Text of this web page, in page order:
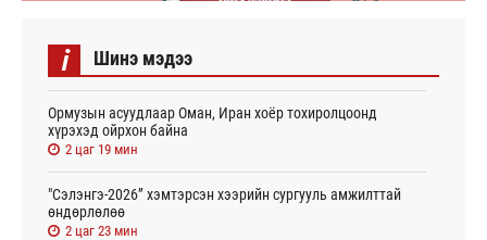
i Шинэ мэдээ
Ормузын асуудлаар Оман, Иран хоёр тохиролцоонд
хүрэхэд ойрхон байна
2 цаг 19 мин
"Сэлэнгэ-2026” хэмтэрсэн хээрийн сургууль амжилттай
өндөрлөлөө
2 цаг 23 мин